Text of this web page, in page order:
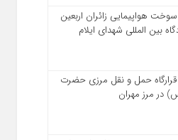
هواپیمایی زائران اربعین
بین المللی شهدای ایلام
قرارگاه حمل‌ و نقل مرزی حضرت
در مرز مهران